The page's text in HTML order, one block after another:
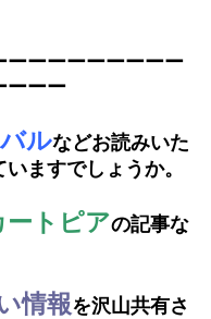
ーーーーーーーーー
ーーー
ルなどお読みいた
ますでしょうか。
ートピアの記事な
情報を沢山共有さ